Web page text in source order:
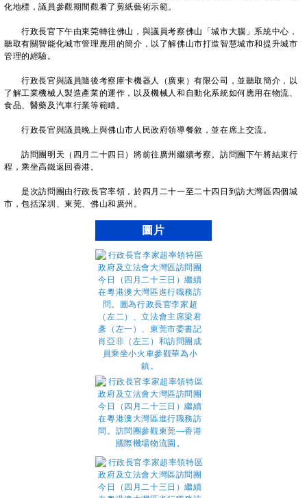
化地標，議員參觀期間觀看了剪紙藝術示範。
行政長官下午由東莞轉往佛山，與議員考察佛山「城市大腦」系統中心，
聽取有關智能化城市管理應用的簡介，以了解佛山市打造智慧城市和提升城市
管理的經驗。
行政長官與議員隨後考察庫卡機器人（廣東）有限公司，並聽取簡介，以
了解工業機械人製造產業的運作，以及機械人和自動化系統如何應用在物流、
食品、醫藥及汽車行業等範疇。
行政長官與議員晚上與佛山市人民政府領導餐敘，並在席上交流。
訪問團明天（四月二十四日）將前往廣州繼續考察。訪問團下午將結束行
程，乘坐高鐵返回香港。
是次訪問團由行政長官率領，於四月二十一至二十四日到訪大灣區四個城
市，包括深圳、東莞、佛山和廣州。
圖片